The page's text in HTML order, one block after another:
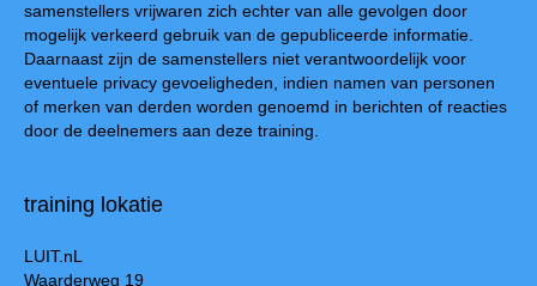
samenstellers vrijwaren zich echter van alle gevolgen door
mogelijk verkeerd gebruik van de gepubliceerde informatie.
Daarnaast zijn de samenstellers niet verantwoordelijk voor
eventuele privacy gevoeligheden, indien namen van personen
of merken van derden worden genoemd in berichten of reacties
door de deelnemers aan deze training.
training lokatie
LUIT.nL
Waarderweg 19